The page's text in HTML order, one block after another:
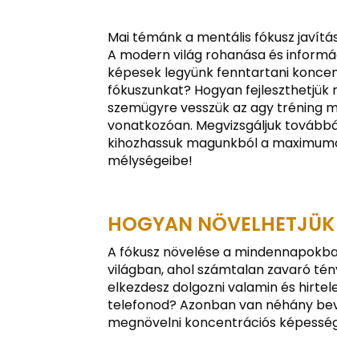
Mai témánk a mentális fókusz
A modern világ rohanása és
képesek legyünk fenntartani
fókuszunkat? Hogyan
szemügyre vesszük az agy tréning
vonatkozóan. Megvizsgáljuk
kihozhassuk magunkból a
mélységeibe!
HOGYAN
A fókusz növelése a
világban, ahol számtalan zavaró
elkezdesz dolgozni valamin és
telefonod? Azonban van néhány
megnövelni koncentrációs